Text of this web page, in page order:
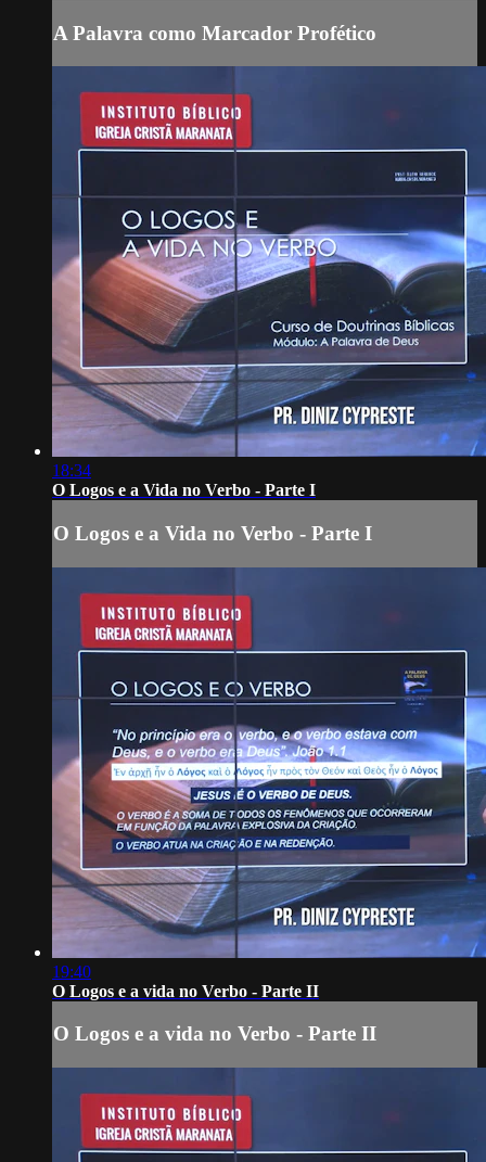
A Palavra como Marcador Profético
18:34
O Logos e a Vida no Verbo - Parte I
O Logos e a Vida no Verbo - Parte I
19:40
O Logos e a vida no Verbo - Parte II
O Logos e a vida no Verbo - Parte II